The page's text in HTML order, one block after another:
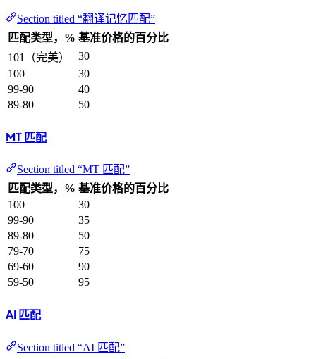
Section titled “翻译记忆匹配”
匹配类型，% 基准价格的百分比
101（完美）
30
100
30
99-90
40
89-80
50
MT 匹配
Section titled “MT 匹配”
匹配类型，% 基准价格的百分比
100
30
99-90
35
89-80
50
79-70
75
69-60
90
59-50
95
AI 匹配
Section titled “AI 匹配”